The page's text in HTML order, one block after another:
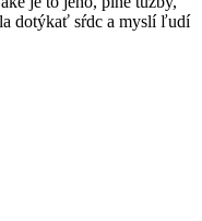
dotýkať sŕdc a myslí ľudí